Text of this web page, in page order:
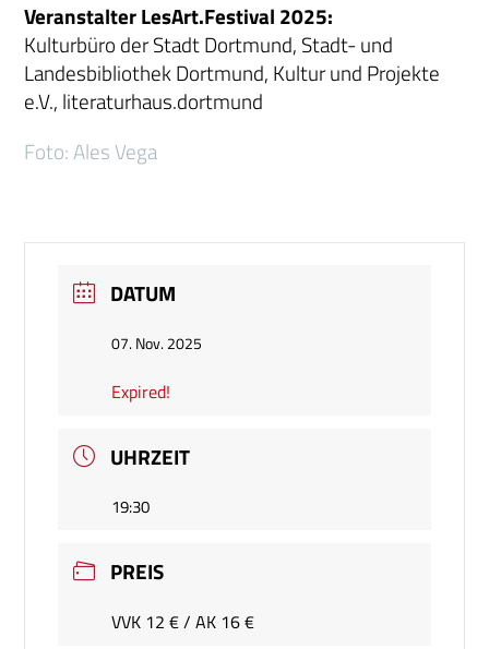
Veranstalter LesArt.Festival 2025:
Kulturbüro der Stadt Dortmund, Stadt- und
Landesbibliothek Dortmund, Kultur und Projekte
e.V., literaturhaus.dortmund
Foto: Ales Vega
DATUM
07. Nov. 2025
Expired!
UHRZEIT
19:30
PREIS
VVK 12 € / AK 16 €